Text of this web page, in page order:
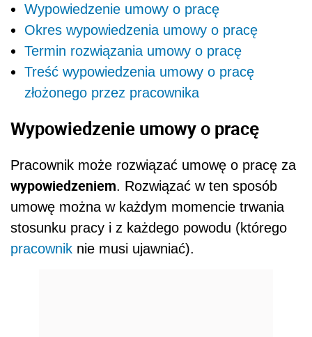
Wypowiedzenie umowy o pracę
Okres wypowiedzenia umowy o pracę
Termin rozwiązania umowy o pracę
Treść wypowiedzenia umowy o pracę
złożonego przez pracownika
Wypowiedzenie umowy o pracę
Pracownik może rozwiązać umowę o pracę za
wypowiedzeniem. Rozwiązać w ten sposób
umowę można w każdym momencie trwania
stosunku pracy i z każdego powodu (którego
pracownik nie musi ujawniać).